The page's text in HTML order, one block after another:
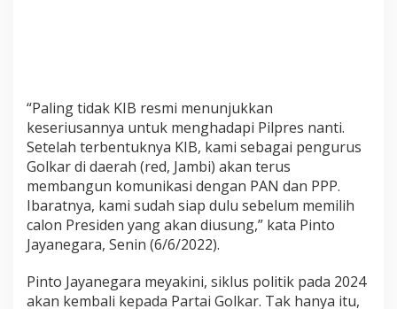
“Paling tidak KIB resmi menunjukkan
keseriusannya untuk menghadapi Pilpres nanti.
Setelah terbentuknya KIB, kami sebagai pengurus
Golkar di daerah (red, Jambi) akan terus
membangun komunikasi dengan PAN dan PPP.
Ibaratnya, kami sudah siap dulu sebelum memilih
calon Presiden yang akan diusung,” kata Pinto
Jayanegara, Senin (6/6/2022).
Pinto Jayanegara meyakini, siklus politik pada 2024
akan kembali kepada Partai Golkar. Tak hanya itu,